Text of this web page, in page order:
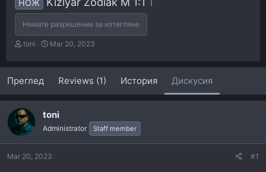
НОЖ
Нямате разрешение за изтегляне
T
a
d
s
t
a
e
toni
S
d
t
e
Mar 20, 2023
Преглед Reviews (1) История Дискусия
toni
Administrator Staff member
Mar 20, 2023 #1